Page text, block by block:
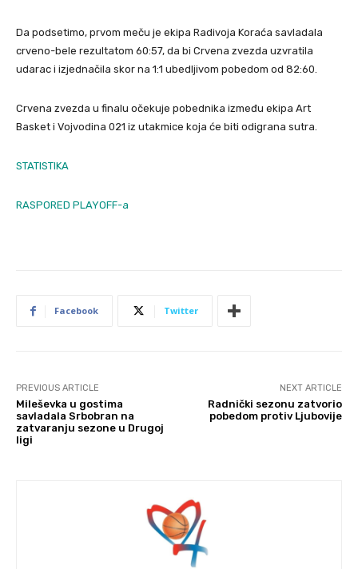
Da podsetimo, prvom meču je ekipa Radivoja Koraća savladala
crveno-bele rezultatom 60:57, da bi Crvena zvezda uzvratila
udarac i izjednačila skor na 1:1 ubedljivom pobedom od 82:60.
Crvena zvezda u finalu očekuje pobednika između ekipa Art
Basket i Vojvodina 021 iz utakmice koja će biti odigrana sutra.
STATISTIKA
RASPORED PLAYOFF-a
Facebook Twitter
PREVIOUS ARTICLE
Mileševka u gostima
savladala Srbobran na
zatvaranju sezone u Drugoj
ligi
NEXT ARTICLE
Radnički sezonu zatvorio
pobedom protiv Ljubovije